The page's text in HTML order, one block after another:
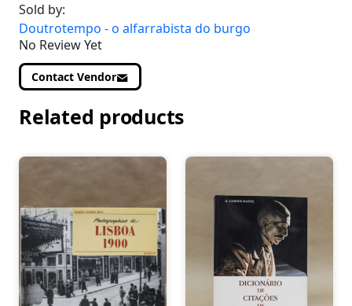
Sold by:
Doutrotempo - o alfarrabista do burgo
No Review Yet
Contact Vendor
Related products